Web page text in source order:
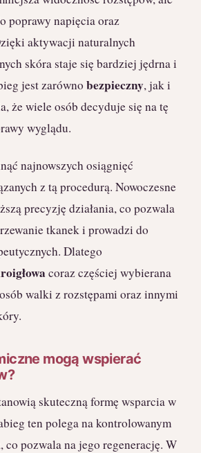
poprawy napięcia oraz
aktywacji naturalnych
skóra staje się bardziej jędrna i
jest zarówno bezpieczny, jak i
że wiele osób decyduje się na tę
wyglądu.
najnowszych osiągnięć
z tą procedurą. Nowoczesne
precyzję działania, co pozwala
tkanek i prowadzi do
Dlatego
coraz częściej wybierana
walki z rozstępami oraz innymi
mogą wspierać
skuteczną formę wsparcia w
ten polega na kontrolowanym
co pozwala na jego regenerację. W